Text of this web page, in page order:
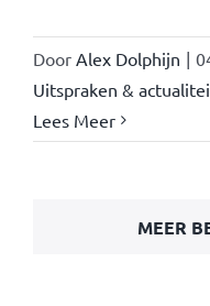
Door Alex Dolphijn |
Uitspraken &
Lees Meer
MEER